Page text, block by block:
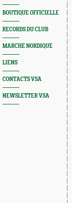
BOUTIQUE OFFICIELLE
RECORDS DU CLUB
MARCHE NORDIQUE
LIENS
CONTACTS VSA
NEWSLETTER VSA